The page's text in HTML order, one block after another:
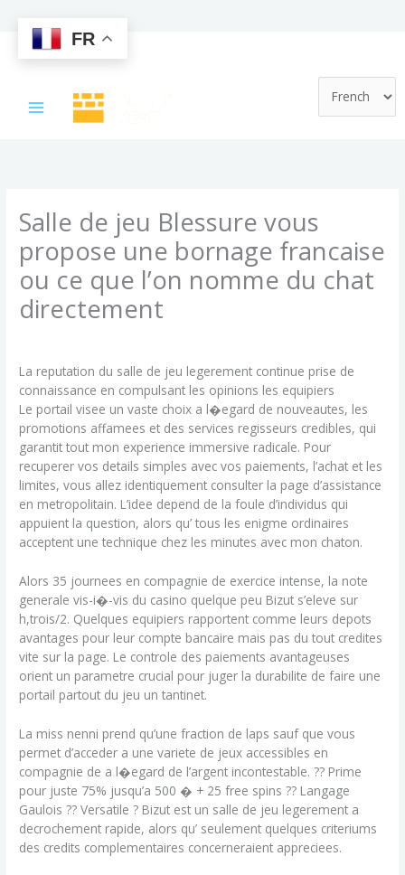
Salle de jeu Blessure vous
propose une bornage francaise
ou ce que l’on nomme du chat
directement
La reputation du salle de jeu legerement continue prise de
connaissance en compulsant les opinions les equipiers
Le portail visee un vaste choix a l�egard de nouveautes, les
promotions affamees et des services regisseurs credibles, qui
garantit tout mon experience immersive radicale. Pour
recuperer vos details simples avec vos paiements, l’achat et les
limites, vous allez identiquement consulter la page d’assistance
en metropolitain. L’idee depend de la foule d’individus qui
appuient la question, alors qu’ tous les enigme ordinaires
acceptent une technique chez les minutes avec mon chaton.
Alors 35 journees en compagnie de exercice intense, la note
generale vis-i�-vis du casino quelque peu Bizut s’eleve sur
h,trois/2. Quelques equipiers rapportent comme leurs depots
avantages pour leur compte bancaire mais pas du tout credites
vite sur la page. Le controle des paiements avantageuses
orient un parametre crucial pour juger la durabilite de faire une
portail partout du jeu un tantinet.
La miss nenni prend qu’une fraction de laps sauf que vous
permet d’acceder a une variete de jeux accessibles en
compagnie de a l�egard de l’argent incontestable. ?? Prime
pour juste 75% jusqu’a 500 � + 25 free spins ?? Langage
Gaulois ?? Versatile ? Bizut est un salle de jeu legerement a
decrochement rapide, alors qu’ seulement quelques criteriums
des credits complementaires concerneraient appreciees.
FR